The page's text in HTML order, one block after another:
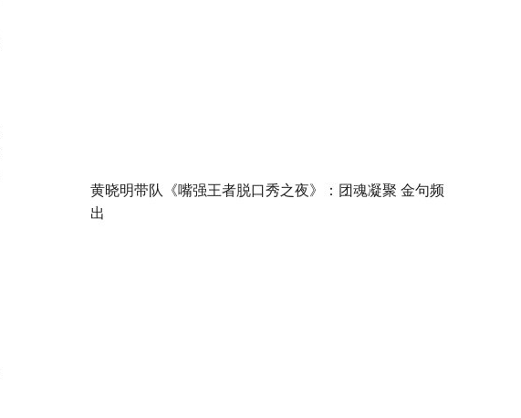
黄晓明带队《嘴强王者脱口秀之夜》：团魂凝聚 金句频
出